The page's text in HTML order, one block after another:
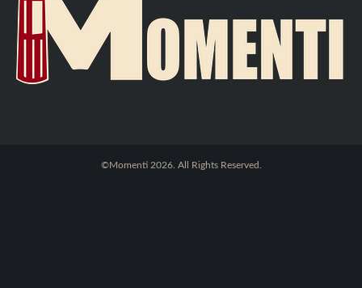
©Momenti 2026. All Rights Reserved.